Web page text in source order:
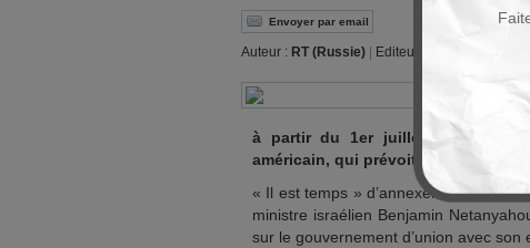
Envoyer par email
Auteur : RT (Russie) Editeur :
à partir du 1er juillet, d’une
américain, qui prévoit notamment
« Il est temps » d’annexer des pans
ministre israélien Benjamin
sur le gouvernement d’union avec son